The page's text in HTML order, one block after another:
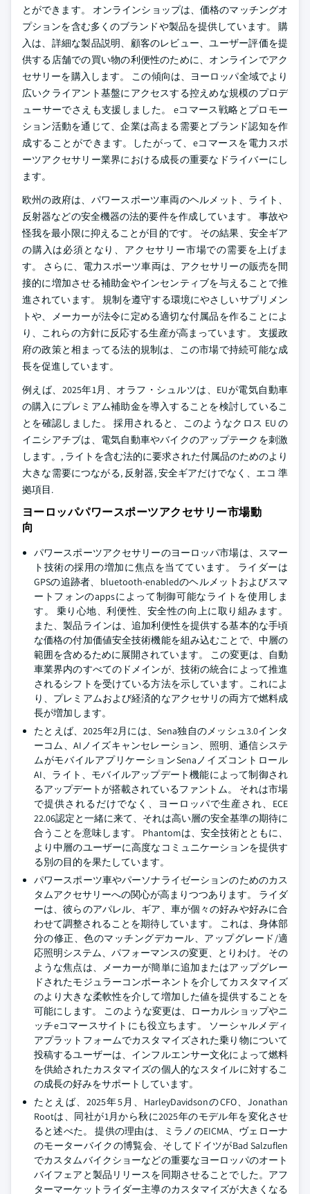
とができます。 オンラインショップは、価格のマッチングオ
プションを含む多くのブランドや製品を提供しています。 購
入は、詳細な製品説明、顧客のレビュー、ユーザー評価を提
供する店舗での買い物の利便性のために、オンラインでアク
セサリーを購入します。 この傾向は、ヨーロッパ全域でより
広いクライアント基盤にアクセスする控えめな規模のプロデ
ューサーでさえも支援しました。 eコマース戦略とプロモー
ション活動を通じて、企業は高まる需要とブランド認知を作
成することができます。したがって、eコマースを電力スポ
ーツアクセサリー業界における成長の重要なドライバーにし
ます。
欧州の政府は、パワースポーツ車両のヘルメット、ライト、
反射器などの安全機器の法的要件を作成しています。 事故や
怪我を最小限に抑えることが目的です。 その結果、安全ギア
の購入は必須となり、アクセサリー市場での需要を上げま
す。 さらに、電力スポーツ車両は、アクセサリーの販売を間
接的に増加させる補助金やインセンティブを与えることで推
進されています。 規制を遵守する環境にやさしいサプリメン
トや、メーカーが法令に定める適切な付属品を作ることによ
り、これらの方針に反応する生産が高まっています。 支援政
府の政策と相まってる法的規制は、この市場で持続可能な成
長を促進しています。
例えば、2025年1月、オラフ・シュルツは、EUが電気自動車
の購入にプレミアム補助金を導入することを検討しているこ
とを確認しました。 採用されると、このようなクロス EU の
イニシアチブは、電気自動車やバイクのアップテークを刺激
します。, ライトを含む法的に要求された付属品のためのより
大きな需要につながる, 反射器, 安全ギアだけでなく、エコ 準
拠項目.
ヨーロッパパワースポーツアクセサリー市場動
向
パワースポーツアクセサリーのヨーロッパ市場は、スマー
ト技術の採用の増加に焦点を当てています。 ライダーは
GPSの追跡者、bluetooth-enabledのヘルメットおよびスマ
ートフォンのappsによって制御可能なライトを使用しま
す。 乗り心地、利便性、安全性の向上に取り組みます。
また、製品ラインは、追加利便性を提供する基本的な手頃
な価格の付加価値安全技術機能を組み込むことで、中層の
範囲を含めるために展開されています。 この変更は、自動
車業界内のすべてのドメインが、技術の統合によって推進
されるシフトを受けている方法を示しています。これによ
り、プレミアムおよび経済的なアクセサリの両方で燃料成
長が増加します。
たとえば、2025年2月には、Sena独自のメッシュ3.0インタ
ーコム、AIノイズキャンセレーション、照明、通信システ
ムがモバイルアプリケーションSenaノイズコントロール
AI、ライト、モバイルアップデート機能によって制御され
るアップデートが搭載されているファントム。 それは市場
で提供されるだけでなく、ヨーロッパで生産され、ECE
22.06認定と一緒に来て、それは高い層の安全基準の期待に
合うことを意味します。 Phantomは、安全技術とともに、
より中層のユーザーに高度なコミュニケーションを提供す
る別の目的を果たしています。
パワースポーツ車やパーソナライゼーションのためのカス
タムアクセサリーへの関心が高まりつつあります。 ライダ
ーは、彼らのアパレル、ギア、車が個々の好みや好みに合
わせて調整されることを期待しています。 これは、身体部
分の修正、色のマッチングデカール、アップグレード/適
応照明システム、パフォーマンスの変更、とりわけ。 その
ような焦点は、メーカーが簡単に追加またはアップグレー
ドされたモジュラーコンポーネントを介してカスタマイズ
のより大きな柔軟性を介して増加した値を提供することを
可能にします。 このような変更は、ローカルショップやニ
ッチeコマースサイトにも役立ちます。 ソーシャルメディ
アプラットフォームでカスタマイズされた乗り物について
投稿するユーザーは、インフルエンサー文化によって燃料
を供給されたカスタマイズの個人的なスタイルに対するこ
の成長の好みをサポートしています。
たとえば、2025年5月、HarleyDavidsonのCFO、Jonathan
Rootは、同社が1月から秋に2025年のモデル年を変化させ
ると述べた。 提供の理由は、ミラノのEICMA、ヴェローナ
のモーターバイクの博覧会、そしてドイツがBad Salzuflen
でカスタムバイクショーなどの重要なヨーロッパのオート
バイフェアと製品リリースを同期させることでした。アフ
ターマーケットライダー主導のカスタマイズが大きくなる